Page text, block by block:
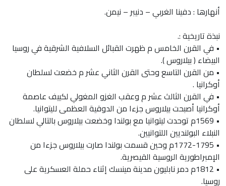
أنهارها : دفينا الغربي – دنيبر – نيمن.
نبذة تاريخية :.
• في القرن الخامس م ظهرت القبائل السلافية الشرقية في روسيا
البيضاء ( بيلاروس ).
• من القرن التاسع وحتى القرن الثاني عشر م خضعت لسلطان
أوكرانيا .
• في القرن الثالث عشر م وعقب الغزو المغولي لكييف عاصمة
أوكرانيا أصبحت بيلاروس جزءا من الدوقية العظمى لليتوانيا.
• 1569م توحدت ليتوانيا مع بولندا وخضعت بيلاروس بالتالي لسلطان
النبلاء البولنديين اللتوانيين.
• 1772-1795م وحين قسمت بولندا صارت بيلاروس جزءا من
الإمبراطورية الروسية القيصرية.
• 1812م دمر نابليون مدينة مينسك إثناء حملة العسكرية على
روسيا.